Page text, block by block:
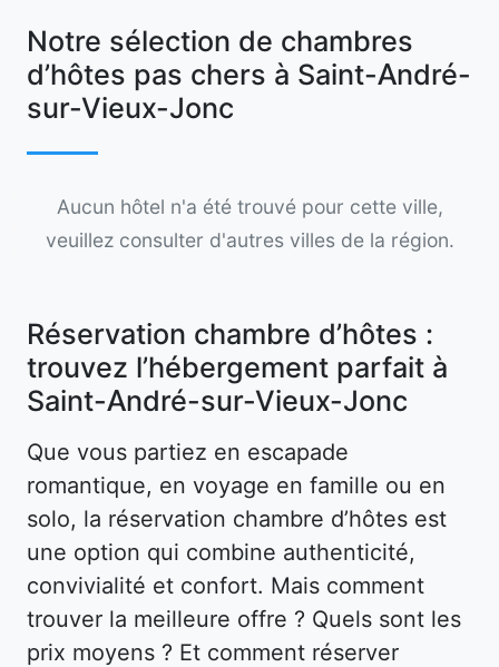
Notre sélection de chambres
d’hôtes pas chers à Saint-André-
sur-Vieux-Jonc
Aucun hôtel n'a été trouvé pour cette ville,
veuillez consulter d'autres villes de la région.
Réservation chambre d’hôtes :
trouvez l’hébergement parfait à
Saint-André-sur-Vieux-Jonc
Que vous partiez en escapade
romantique, en voyage en famille ou en
solo, la réservation chambre d’hôtes est
une option qui combine authenticité,
convivialité et confort. Mais comment
trouver la meilleure offre ? Quels sont les
prix moyens ? Et comment réserver